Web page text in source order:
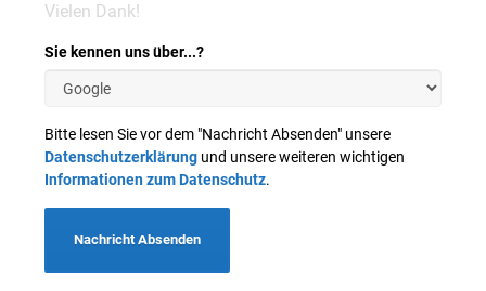
Vielen Dank!
Sie kennen uns über...?
Bitte lesen Sie vor dem "Nachricht Absenden" unsere
Datenschutzerklärung und unsere weiteren wichtigen
Informationen zum Datenschutz.
Nachricht Absenden